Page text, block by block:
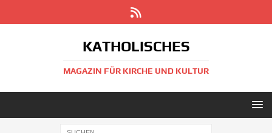
KATHOLISCHES
MAGAZIN FÜR KIRCHE UND KULTUR